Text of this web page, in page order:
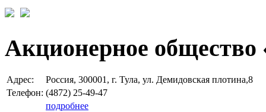
Акционерное общество
Адрес:
Россия, 300001, г. Тула, ул. Демидовская плотина,8
Телефон: (4872) 25-49-47
подробнее